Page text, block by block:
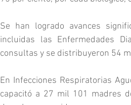
Se han logrado avances
incluidas las Enfermedades
consultas y se distribuyeron 54
En Infecciones Respiratorias
capacitó a 27 mil 101 madres